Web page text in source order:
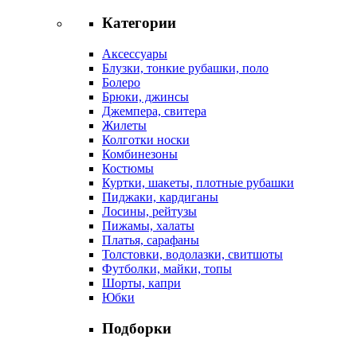
Категории
Аксессуары
Блузки, тонкие рубашки, поло
Болеро
Брюки, джинсы
Джемпера, свитера
Жилеты
Колготки носки
Комбинезоны
Костюмы
Куртки, шакеты, плотные рубашки
Пиджаки, кардиганы
Лосины, рейтузы
Пижамы, халаты
Платья, сарафаны
Толстовки, водолазки, свитшоты
Футболки, майки, топы
Шорты, капри
Юбки
Подборки